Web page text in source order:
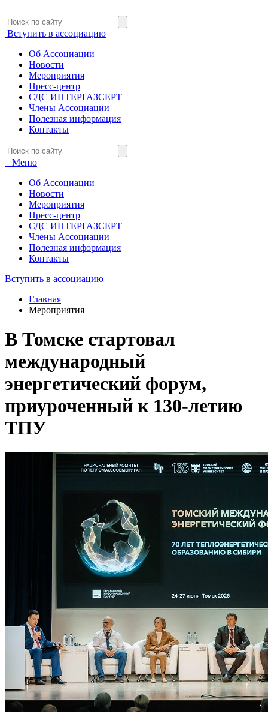
Вступить в ассоциацию
Об Ассоциации
Новости
Мероприятия
Пресс-центр
СДС ИНТЕРГАЗСЕРТ
Члены Ассоциации
Полезная информация
Контакты
Меню
Об Ассоциации
Новости
Мероприятия
Пресс-центр
СДС ИНТЕРГАЗСЕРТ
Члены Ассоциации
Полезная информация
Контакты
Вступить в ассоциацию
Главная
Мероприятия
В Томске стартовал
международный
энергетический форум,
приуроченный к 130-летию
ТПУ